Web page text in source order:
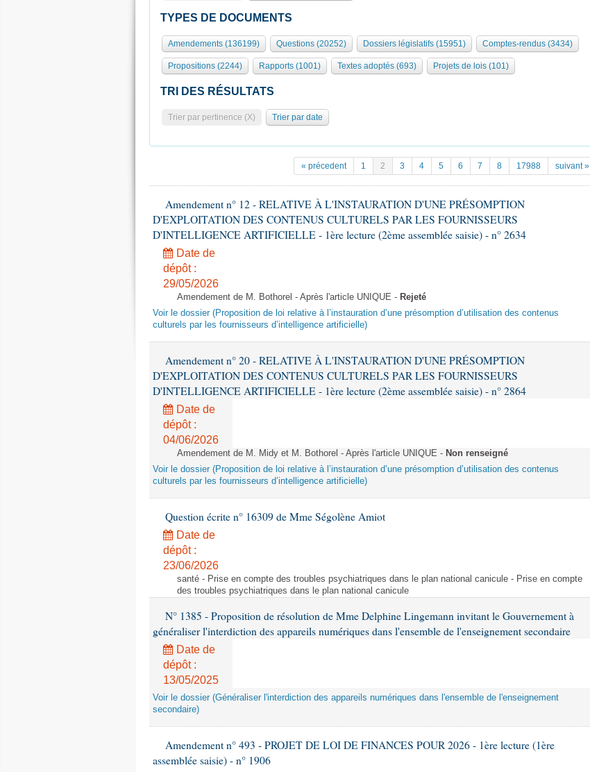
TYPES DE DOCUMENTS
Amendements (136199) Questions (20252) Dossiers législatifs (15951) Comptes-rendus (3434)
Propositions (2244) Rapports (1001) Textes adoptés (693) Projets de lois (101)
TRI DES RÉSULTATS
Trier par pertinence (X) Trier par date
« précedent 1 2 3 4 5 6 7 8 17988 suivant »
Amendement n° 12 - RELATIVE À L'INSTAURATION D'UNE PRÉSOMPTION
D'EXPLOITATION DES CONTENUS CULTURELS PAR LES FOURNISSEURS
D'INTELLIGENCE ARTIFICIELLE - 1ère lecture (2ème assemblée saisie) - n° 2634
Date de
dépôt :
29/05/2026
Amendement de M. Bothorel - Après l'article UNIQUE - Rejeté
Voir le dossier (Proposition de loi relative à l’instauration d’une présomption d’utilisation des contenus
culturels par les fournisseurs d’intelligence artificielle)
Amendement n° 20 - RELATIVE À L'INSTAURATION D'UNE PRÉSOMPTION
D'EXPLOITATION DES CONTENUS CULTURELS PAR LES FOURNISSEURS
D'INTELLIGENCE ARTIFICIELLE - 1ère lecture (2ème assemblée saisie) - n° 2864
Date de
dépôt :
04/06/2026
Amendement de M. Midy et M. Bothorel - Après l'article UNIQUE - Non renseigné
Voir le dossier (Proposition de loi relative à l’instauration d’une présomption d’utilisation des contenus
culturels par les fournisseurs d’intelligence artificielle)
Question écrite n° 16309 de Mme Ségolène Amiot
Date de
dépôt :
23/06/2026
santé - Prise en compte des troubles psychiatriques dans le plan national canicule - Prise en compte
des troubles psychiatriques dans le plan national canicule
N° 1385 - Proposition de résolution de Mme Delphine Lingemann invitant le Gouvernement à
généraliser l'interdiction des appareils numériques dans l'ensemble de l'enseignement secondaire
Date de
dépôt :
13/05/2025
Voir le dossier (Généraliser l'interdiction des appareils numériques dans l'ensemble de l'enseignement
secondaire)
Amendement n° 493 - PROJET DE LOI DE FINANCES POUR 2026 - 1ère lecture (1ère
assemblée saisie) - n° 1906